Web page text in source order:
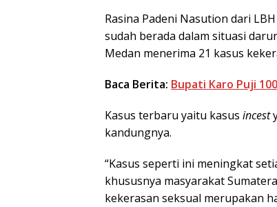
Rasina Padeni Nasution dari
sudah berada dalam situasi
Medan menerima 21 kasus
Baca Berita: Bupati Karo Puji
Kasus terbaru yaitu kasus incest
kandungnya.
“Kasus seperti ini meningkat
khususnya masyarakat
kekerasan seksual merupakan